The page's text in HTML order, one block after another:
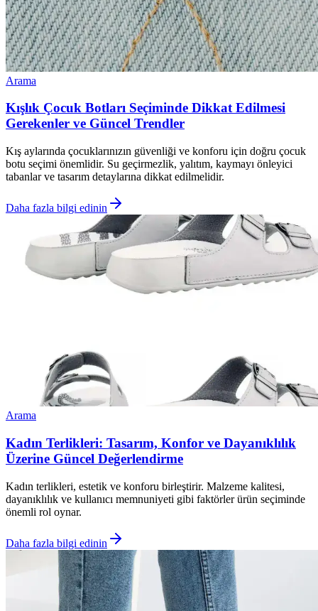
Arama
Kışlık Çocuk Botları Seçiminde Dikkat Edilmesi
Gerekenler ve Güncel Trendler
Kış aylarında çocuklarınızın güvenliği ve konforu için doğru çocuk
botu seçimi önemlidir. Su geçirmezlik, yalıtım, kaymayı önleyici
tabanlar ve tasarım detaylarına dikkat edilmelidir.
Daha fazla bilgi edinin
Arama
Kadın Terlikleri: Tasarım, Konfor ve Dayanıklılık
Üzerine Güncel Değerlendirme
Kadın terlikleri, estetik ve konforu birleştirir. Malzeme kalitesi,
dayanıklılık ve kullanıcı memnuniyeti gibi faktörler ürün seçiminde
önemli rol oynar.
Daha fazla bilgi edinin